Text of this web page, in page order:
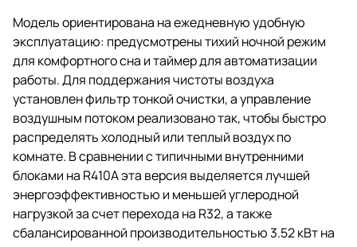
Модель ориентирована на ежедневную удобную
эксплуатацию: предусмотрены тихий ночной режим
для комфортного сна и таймер для автоматизации
работы. Для поддержания чистоты воздуха
установлен фильтр тонкой очистки, а управление
воздушным потоком реализовано так, чтобы быстро
распределять холодный или теплый воздух по
комнате. В сравнении с типичными внутренними
блоками на R410A эта версия выделяется лучшей
энергоэффективностью и меньшей углеродной
нагрузкой за счет перехода на R32, а также
сбалансированной производительностью 3.52 кВт на